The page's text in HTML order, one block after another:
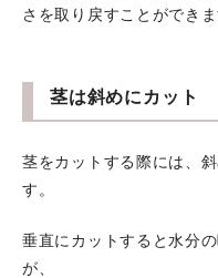
さを取り戻すことができま
茎は斜めにカット
茎をカットする際には、
す。
垂直にカットすると水分
が、